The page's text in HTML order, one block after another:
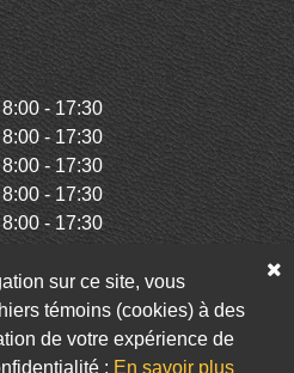
8:00 - 17:30
8:00 - 17:30
8:00 - 17:30
8:00 - 17:30
8:00 - 17:30
Fermé
Twitter Infolettre
sur ce site, vous
témoins (cookies) à des
de votre expérience de
: En savoir plus